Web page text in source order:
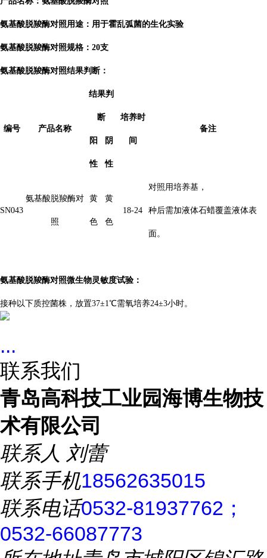
氨基酸脱羧酶对照用途：用于霍乱弧菌的生化实验
氨基酸脱羧酶对照规格：20支
氨基酸脱羧酶对照结果判断：
编号 产品名称
结果判
断 培养时
间
备注
阳
性
阴
性
SN043
氨基酸脱羧酶对
照
黄
色
黄
色
18-24
对照用培养基，
种后需加液体石蜡覆盖液体表
面。
氨基酸脱羧酶对照微生物灵敏度试验：
接种以下质控菌株，放置37±1℃需氧培养24±3小时。
...
联系我们
青岛高科技工业园海博生物技
术有限公司
联系人 刘蕾
联系手机18562635015
联系电话0532-81937762；
0532-66087773